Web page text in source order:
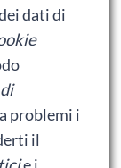
dati di
problemi i
il